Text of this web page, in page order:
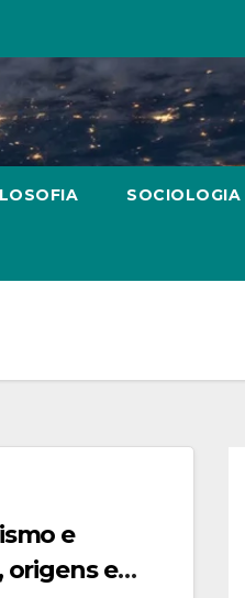
SOCIOLOGIA
e
origens e